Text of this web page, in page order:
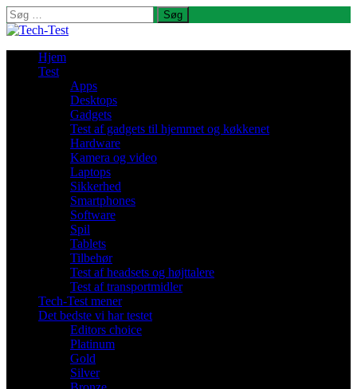
Søg
efter:
Hjem
Test
Apps
Desktops
Gadgets
Test af gadgets til hjemmet og køkkenet
Hardware
Kamera og video
Laptops
Sikkerhed
Smartphones
Software
Spil
Tablets
Tilbehør
Test af headsets og højttalere
Test af transportmidler
Tech-Test mener
Det bedste vi har testet
Editors choice
Platinum
Gold
Silver